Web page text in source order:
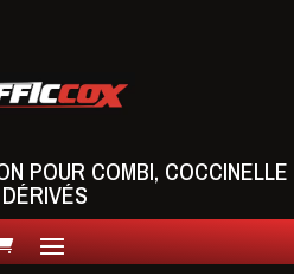
POUR COMBI, COCCINELLE